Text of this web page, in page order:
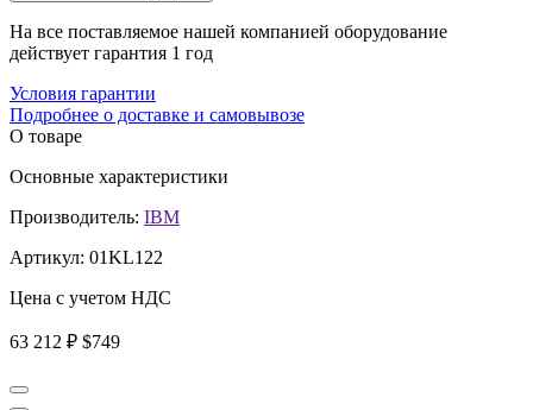
На все поставляемое нашей компанией оборудование
действует гарантия 1 год
Условия гарантии
Подробнее о доставке и самовывозе
О товаре
Основные характеристики
Производитель: IBM
Артикул: 01KL122
Цена с учетом НДС
63 212 ₽ $749